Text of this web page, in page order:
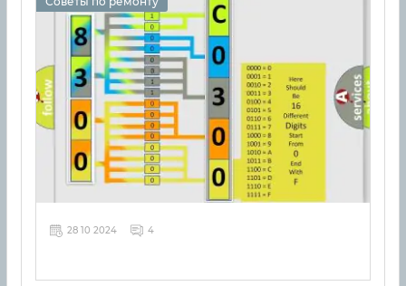
28 10 2024 4